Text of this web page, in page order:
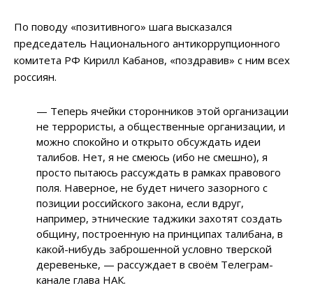
По поводу «позитивного» шага высказался
председатель Национального антикоррупционного
комитета РФ Кирилл Кабанов, «поздравив» с ним всех
россиян.
— Теперь ячейки сторонников этой организации
не террористы, а общественные организации, и
можно спокойно и открыто обсуждать идеи
талибов. Нет, я не смеюсь (ибо не смешно), я
просто пытаюсь рассуждать в рамках правового
поля. Наверное, не будет ничего зазорного с
позиции российского закона, если вдруг,
например, этнические таджики захотят создать
общину, построенную на принципах талибана, в
какой-нибудь заброшенной условно тверской
деревеньке, — рассуждает в своём Телеграм-
канале глава НАК.